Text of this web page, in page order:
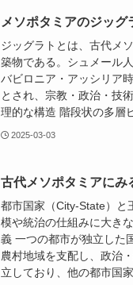
メソポタミアのジッ
ジッグラトとは、古代メ
築物である。シュメール
バビロニア・アッシリア
とされ、宗教・政治・技
理的な構造 階段状の多層
2025-03-03
古代メソポタミアにみ
都市国家（City-State）と
模や統治の仕組みに大き
義 一つの都市が独立した
農村地域を支配し、政治
立しており、他の都市国